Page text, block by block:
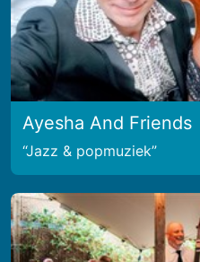
Ayesha And Friends
Jazz & popmuziek